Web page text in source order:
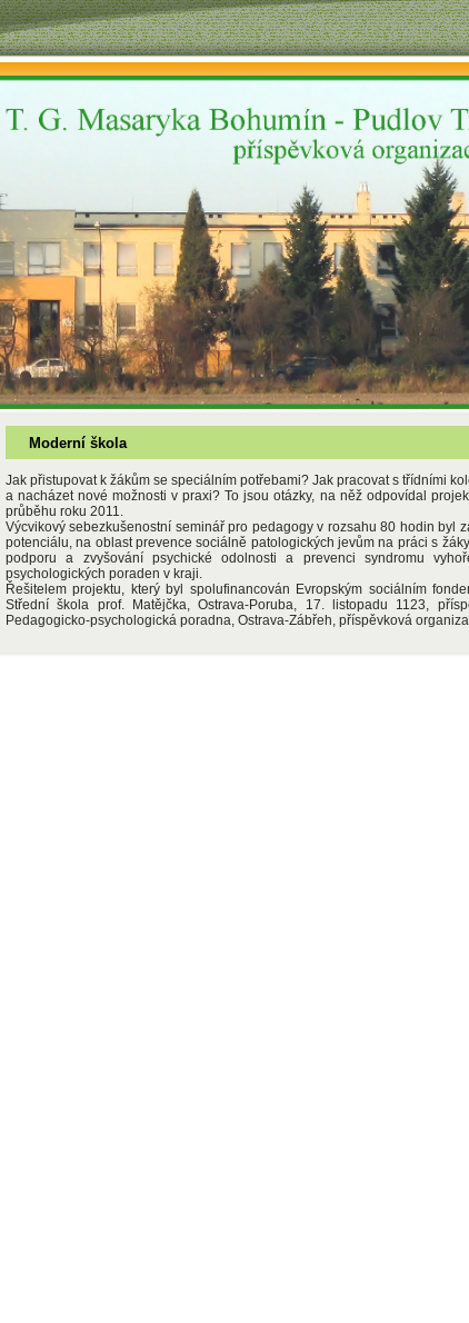
Moderní škola
Jak přistupovat k žákům se speciálním potřebami? Jak pracovat s třídními
a nacházet nové možnosti v praxi? To jsou otázky, na něž odpovídal
průběhu roku 2011.
Výcvikový sebezkušenostní seminář pro pedagogy v rozsahu 80 hodin byl
potenciálu, na oblast prevence sociálně patologických jevům na práci s
podporu a zvyšování psychické odolnosti a prevenci syndromu
psychologických poraden v kraji.
Řešitelem projektu, který byl spolufinancován Evropským sociálním
Střední škola prof. Matějčka, Ostrava-Poruba, 17. listopadu 1123,
Pedagogicko-psychologická poradna, Ostrava-Zábřeh, příspěvková